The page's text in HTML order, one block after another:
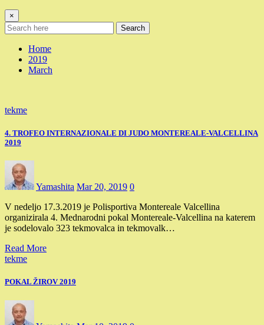
×
Search
Home
2019
March
tekme
4. TROFEO INTERNAZIONALE DI JUDO MONTEREALE-VALCELLINA
2019
Yamashita Mar 20, 2019 0
V nedeljo 17.3.2019 je Polisportiva Montereale Valcellina
organizirala 4. Mednarodni pokal Montereale-Valcellina na katerem
je sodelovalo 323 tekmovalca in tekmovalk…
Read More
tekme
POKAL ŽIROV 2019